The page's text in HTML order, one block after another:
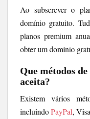
Ao subscrever o
domínio gratuito.
planos premium
obter um domínio
Que métodos
aceita?
Existem vários
incluindoPayPal,